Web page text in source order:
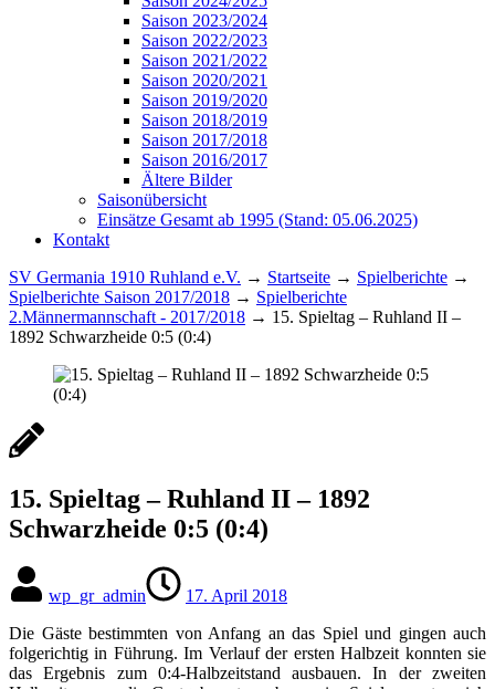
Saison 2023/2024
Saison 2022/2023
Saison 2021/2022
Saison 2020/2021
Saison 2019/2020
Saison 2018/2019
Saison 2017/2018
Saison 2016/2017
Ältere Bilder
Saisonübersicht
Einsätze Gesamt ab 1995 (Stand: 05.06.2025)
Kontakt
SV Germania 1910 Ruhland e.V. → Startseite → Spielberichte →
Spielberichte Saison 2017/2018 → Spielberichte
2.Männermannschaft - 2017/2018 → 15. Spieltag – Ruhland II –
1892 Schwarzheide 0:5 (0:4)
15. Spieltag – Ruhland II – 1892
Schwarzheide 0:5 (0:4)
wp_gr_admin
17. April 2018
Die Gäste bestimmten von Anfang an das Spiel und gingen auch
folgerichtig in Führung. Im Verlauf der ersten Halbzeit konnten sie
das Ergebnis zum 0:4-Halbzeitstand ausbauen. In der zweiten